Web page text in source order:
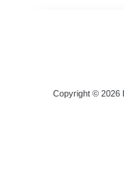
Copyright © 2026